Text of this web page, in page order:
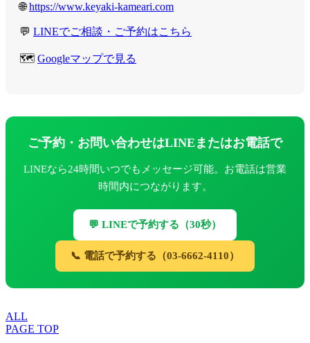
🌐https://www.keyaki-kameari.com
💬 LINEでご相談・ご予約はこちら
🗺️ Googleマップで見る
ご予約・お問い合わせはLINEまたはお電話で
LINEなら24時間いつでもメッセージ可能。お電話は営業
時間内につながります。
💬 LINEで予約する（30秒）
📞 電話で予約する（03-6662-4110）
ALL
PAGE TOP